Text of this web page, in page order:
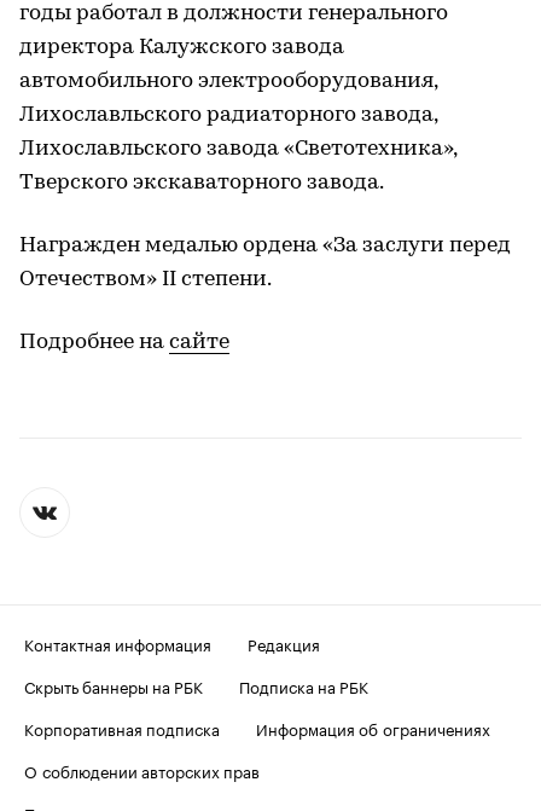
годы работал в должности генерального
директора Калужского завода
автомобильного электрооборудования,
Лихославльского радиаторного завода,
Лихославльского завода «Светотехника»,
Тверского экскаваторного завода.
Награжден медалью ордена «За заслуги перед
Отечеством» II степени.
Подробнее на сайте
Контактная информация
Редакция
Скрыть баннеры на РБК
Подписка на РБК
Корпоративная подписка
Информация об ограничениях
О соблюдении авторских прав